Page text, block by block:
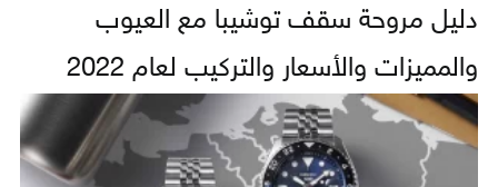
دليل مروحة سقف توشيبا مع العيوب
والمميزات والأسعار والتركيب لعام 2022